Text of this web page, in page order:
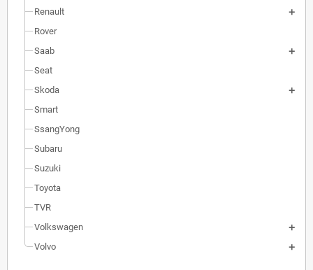
Renault
Rover
Saab
Seat
Skoda
Smart
SsangYong
Subaru
Suzuki
Toyota
TVR
Volkswagen
Volvo